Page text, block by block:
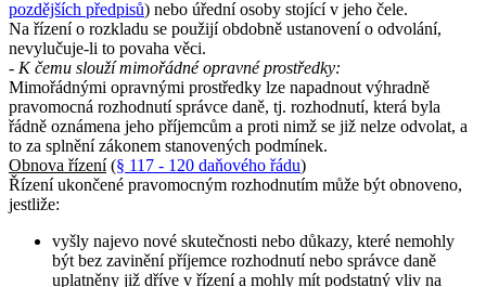
pozdějších předpisů) nebo úřední osoby stojící v jeho čele.
Na řízení o rozkladu se použijí obdobně ustanovení o odvolání,
nevylučuje-li to povaha věci.
- K čemu slouží mimořádné opravné prostředky:
Mimořádnými opravnými prostředky lze napadnout výhradně
pravomocná rozhodnutí správce daně, tj. rozhodnutí, která byla
řádně oznámena jeho příjemcům a proti nimž se již nelze odvolat, a
to za splnění zákonem stanovených podmínek.
Obnova řízení(§ 117 - 120 daňového řádu)
Řízení ukončené pravomocným rozhodnutím může být obnoveno,
jestliže:
vyšly najevo nové skutečnosti nebo důkazy, které nemohly
být bez zavinění příjemce rozhodnutí nebo správce daně
uplatněny již dříve v řízení a mohly mít podstatný vliv na